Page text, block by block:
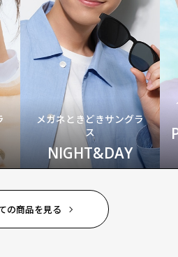
メガネときどきサングラ
ス
NIGHT&DAY
の商品を見る